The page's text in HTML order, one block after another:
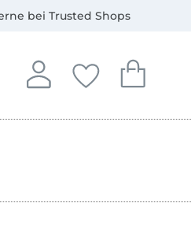
bei Trusted Shops
Anmelden
In deinem Konto
Deine
Du hast keine
Dein
Du hast